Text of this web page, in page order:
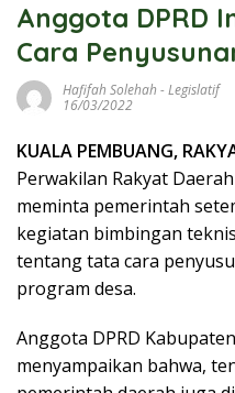
Anggota DPRD
Cara
Hafifah Solehah -Legislatif
16/03/2022
KUALA PEMBUANG,
Perwakilan Rakyat
meminta pemerintah
kegiatan bimbingan
tentang tata cara
program desa.
Anggota DPRD
menyampaikan bahwa,